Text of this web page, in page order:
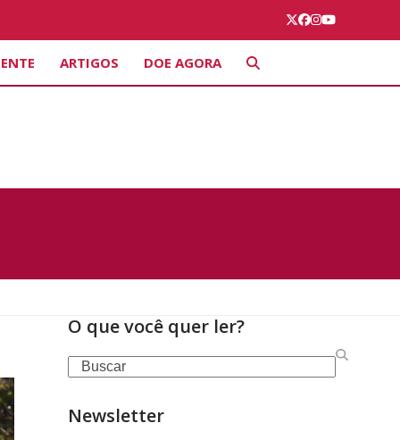
Twitter
Facebook
Instagram
YouTube
ARTIGOS DOE AGORA
O que você quer ler?
Search
Newsletter